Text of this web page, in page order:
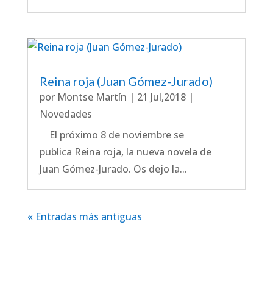
Reina roja (Juan Gómez-Jurado)
por Montse Martín | 21 Jul,2018|
Novedades
El próximo 8 de noviembre se
publica Reina roja, la nueva novela de
Juan Gómez-Jurado. Os dejo la...
« Entradas más antiguas